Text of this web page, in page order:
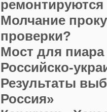
Молчание
проверки?
Мост для
Российско-
Результаты
Россия»